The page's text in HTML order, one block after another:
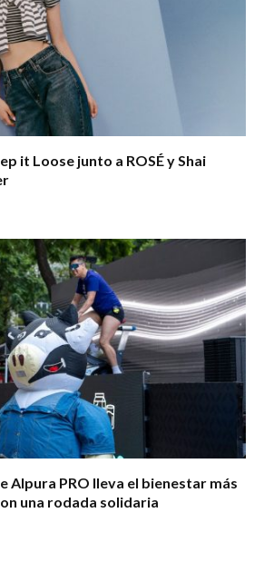
it Loose junto a ROSÉ y Shai
Alpura PRO lleva el bienestar más
una rodada solidaria